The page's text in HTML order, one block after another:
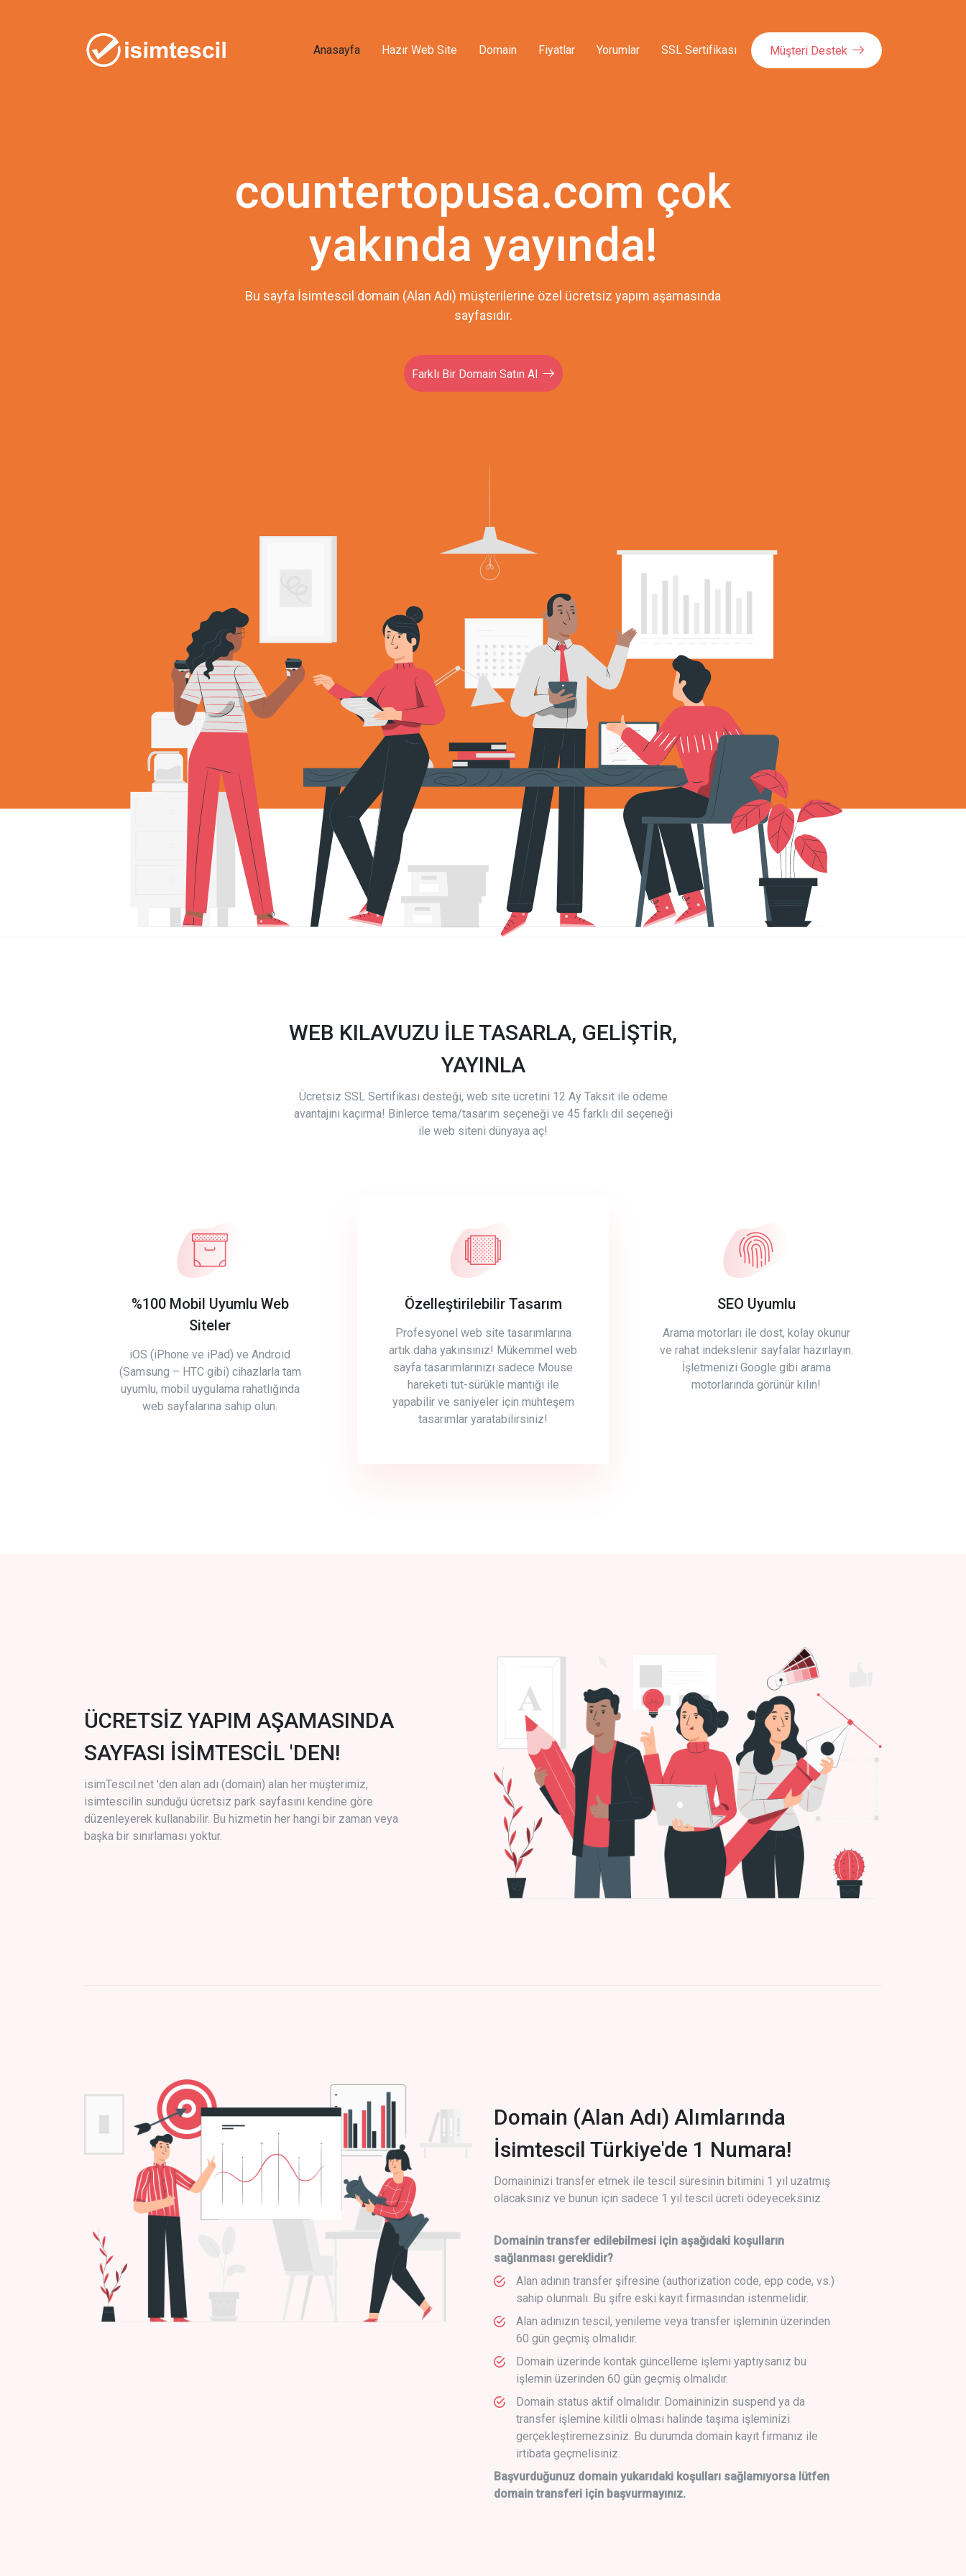
Anasayfa Hazır Web Site Domain Fiyatlar Yorumlar SSL Sertifikası Müşteri Destek
countertopusa.com çok
yakında yayında!
Bu sayfa İsimtescil domain (Alan Adı) müşterilerine özel ücretsiz yapım aşamasında
sayfasıdır.
Farklı Bir Domain Satın Al
WEB KILAVUZU İLE TASARLA, GELİŞTİR,
YAYINLA
Ücretsiz SSL Sertifikası desteği, web site ücretini 12 Ay Taksit ile ödeme
avantajını kaçırma! Binlerce tema/tasarım seçeneği ve 45 farklı dil seçeneği
ile web siteni dünyaya aç!
%100 Mobil Uyumlu Web
Siteler
iOS (iPhone ve iPad) ve Android
(Samsung – HTC gibi) cihazlarla tam
uyumlu, mobil uygulama rahatlığında
web sayfalarına sahip olun.
Özelleştirilebilir Tasarım
Profesyonel web site tasarımlarına
artık daha yakınsınız! Mükemmel web
sayfa tasarımlarınızı sadece Mouse
hareketi tut-sürükle mantığı ile
yapabilir ve saniyeler için muhteşem
tasarımlar yaratabilirsiniz!
SEO Uyumlu
Arama motorları ile dost, kolay okunur
ve rahat indekslenir sayfalar hazırlayın.
İşletmenizi Google gibi arama
motorlarında görünür kılın!
ÜCRETSİZ YAPIM AŞAMASINDA
SAYFASI İSİMTESCİL 'DEN!
isimTescil.net 'den alan adı (domain) alan her müşterimiz,
isimtescilin sunduğu ücretsiz park sayfasını kendine göre
düzenleyerek kullanabilir. Bu hizmetin her hangi bir zaman veya
başka bir sınırlaması yoktur.
Domain (Alan Adı) Alımlarında
İsimtescil Türkiye'de 1 Numara!
Domaininizi transfer etmek ile tescil süresinin bitimini 1 yıl uzatmış
olacaksınız ve bunun için sadece 1 yıl tescil ücreti ödeyeceksiniz.
Domainin transfer edilebilmesi için aşağıdaki koşulların
sağlanması gereklidir?
Alan adının transfer şifresine (authorization code, epp code, vs.)
sahip olunmalı. Bu şifre eski kayıt firmasından istenmelidir.
Alan adınızın tescil, yenileme veya transfer işleminin üzerinden
60 gün geçmiş olmalıdır.
Domain üzerinde kontak güncelleme işlemi yaptıysanız bu
işlemin üzerinden 60 gün geçmiş olmalıdır.
Domain status aktif olmalıdır. Domaininizin suspend ya da
transfer işlemine kilitli olması halinde taşıma işleminizi
gerçekleştiremezsiniz. Bu durumda domain kayıt firmanız ile
irtibata geçmelisiniz.
Başvurduğunuz domain yukarıdaki koşulları sağlamıyorsa lütfen
domain transferi için başvurmayınız.